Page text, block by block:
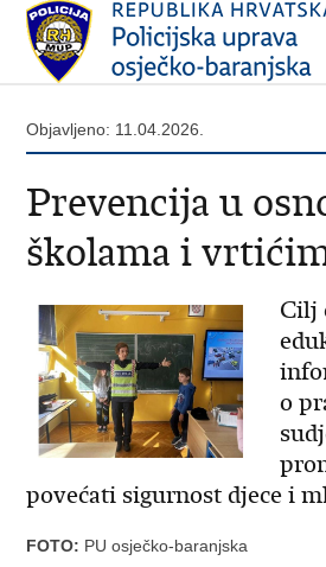
Objavljeno: 11.04.2026.
Prevencija u
školama i
Cilj
o
povećati sigurnost djece i
FOTO: PU osječko-baranjska